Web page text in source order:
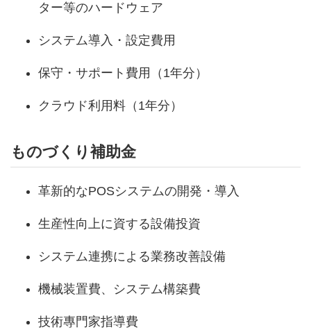
ター等のハードウェア
システム導入・設定費用
保守・サポート費用（1年分）
クラウド利用料（1年分）
ものづくり補助金
革新的なPOSシステムの開発・導入
生産性向上に資する設備投資
システム連携による業務改善設備
機械装置費、システム構築費
技術專門家指導費